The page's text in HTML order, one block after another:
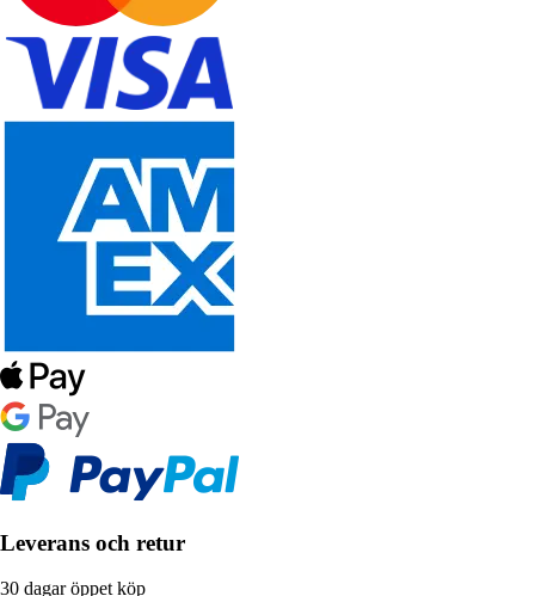
Leverans och retur
30 dagar öppet köp